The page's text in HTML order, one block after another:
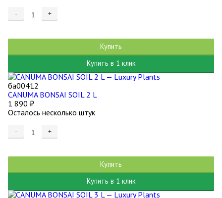
- +
Купить
Купить в 1 клик
ба00412
CANUMA BONSAI SOIL 2 L
1 890 ₽
Осталось несколько штук
- +
Купить
Купить в 1 клик